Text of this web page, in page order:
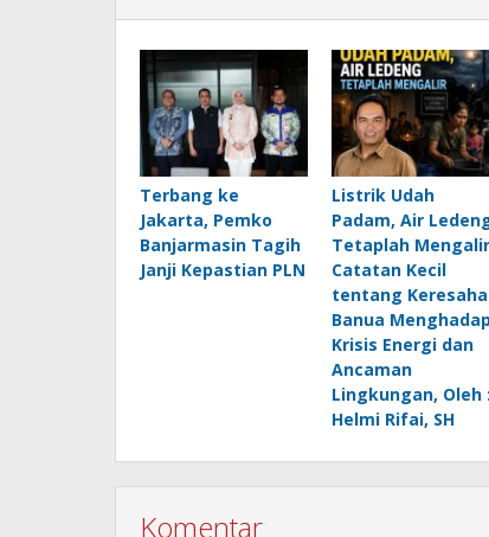
Terbang ke
Jakarta, Pemko
Banjarmasin Tagih
Janji Kepastian PLN
Listrik Udah
Padam, Air
Tetaplah
Catatan Kecil
tentang
Banua
Krisis Energi dan
Ancaman
Lingkungan, Oleh :
Helmi Rifai, SH
Komentar